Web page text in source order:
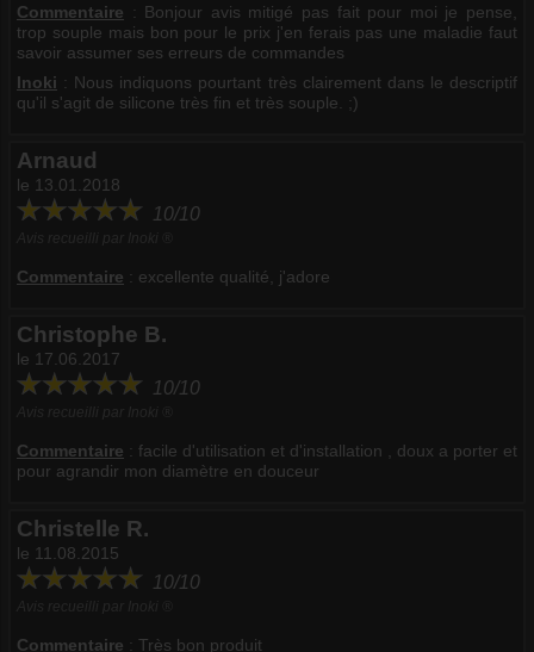
Commentaire : Bonjour avis mitigé pas fait pour moi je pense,
trop souple mais bon pour le prix j'en ferais pas une maladie faut
savoir assumer ses erreurs de commandes
Inoki : Nous indiquons pourtant très clairement dans le descriptif
qu'il s'agit de silicone très fin et très souple. ;)
Arnaud
le 13.01.2018
10/10
Commentaire : excellente qualité, j'adore
Christophe B.
le 17.06.2017
10/10
Commentaire : facile d'utilisation et d'installation , doux a porter et
pour agrandir mon diamètre en douceur
Christelle R.
le 11.08.2015
10/10
Commentaire : Très bon produit